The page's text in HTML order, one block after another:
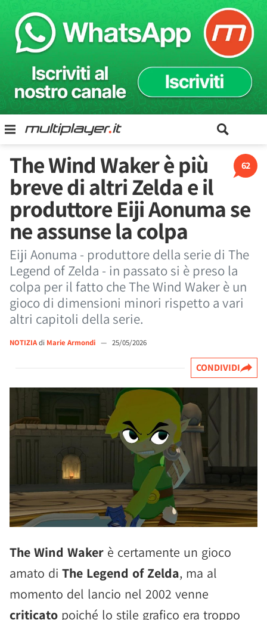
62
The Wind Waker è più
breve di altri Zelda e il
produttore Eiji Aonuma se
ne assunse la colpa
Eiji Aonuma - produttore della serie di The
Legend of Zelda - in passato si è preso la
colpa per il fatto che The Wind Waker è un
gioco di dimensioni minori rispetto a vari
altri capitoli della serie.
NOTIZIAdi Marie Armondi — 25/05/2026
CONDIVIDI
The Wind Waker è certamente un gioco
amato di The Legend of Zelda, ma al
momento del lancio nel 2002 venne
criticato poiché lo stile grafico era troppo